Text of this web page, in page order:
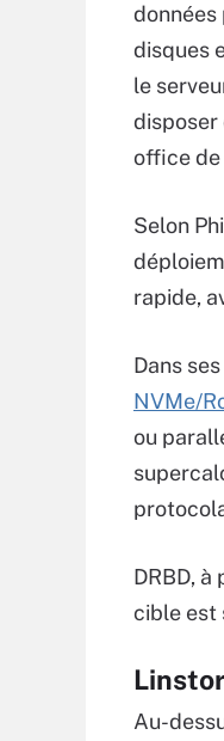
données
disques
le
disposer
office de
Selon
rapide,
Dans
NVMe/
ou
DRBD,
cible est
Au-